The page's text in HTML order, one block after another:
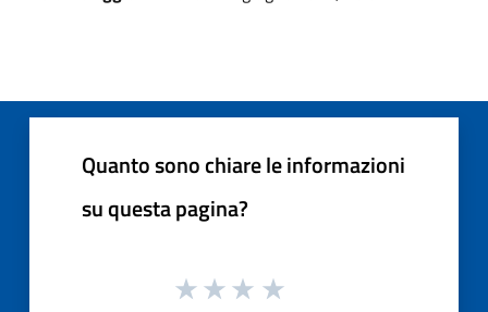
Quanto sono chiare le informazioni
su questa pagina?